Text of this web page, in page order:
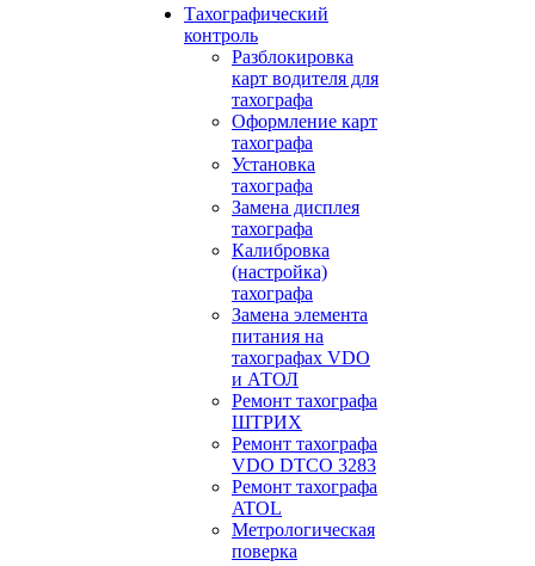
Тахографический
контроль
Разблокировка
карт водителя для
тахографа
Оформление карт
тахографа
Установка
тахографа
Замена дисплея
тахографа
Калибровка
(настройка)
тахографа
Замена элемента
питания на
тахографах VDO
и АТОЛ
Ремонт тахографа
ШТРИХ
Ремонт тахографа
VDO DTCO 3283
Ремонт тахографа
ATOL
Метрологическая
поверка